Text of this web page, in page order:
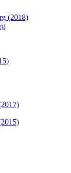
(2018)